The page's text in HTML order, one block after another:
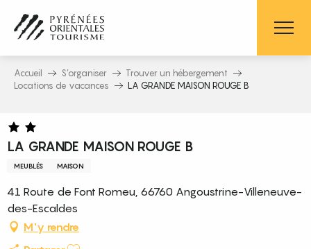
contenu
principal
Accueil S’organiser
Trouver un hébergement
Locations de vacances
LA GRANDE MAISON ROUGE B
LA GRANDE MAISON ROUGE B
MEUBLÉS MAISON
41 Route de Font Romeu, 66760 Angoustrine-Villeneuve-
des-Escaldes
M'y rendre
Ajouter aux favoris